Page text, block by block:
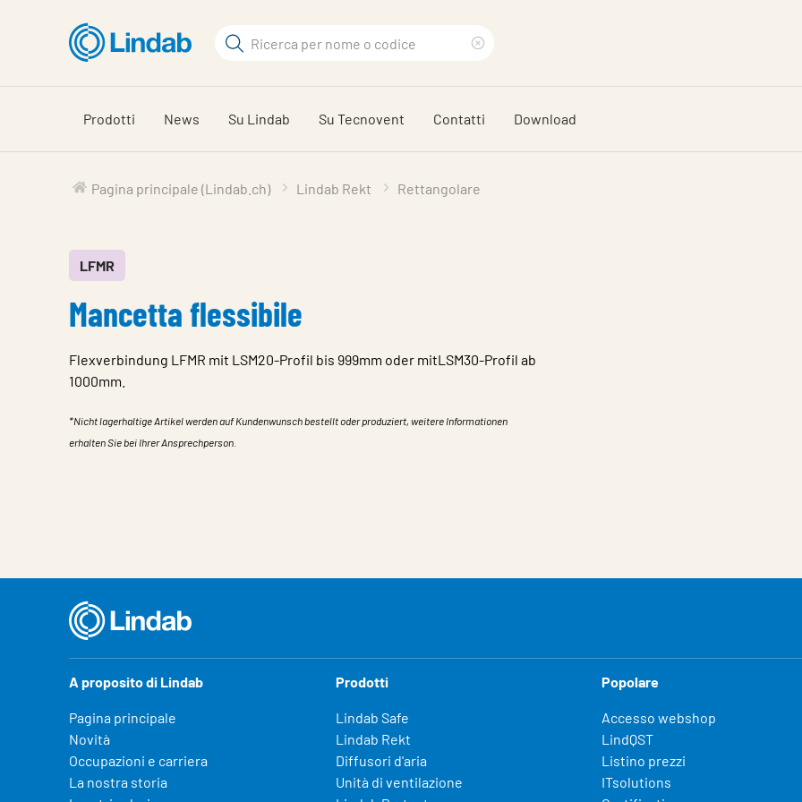
visionare
carrello
Cerca
di
ricerca
Prodotti News Su Lindab Su Tecnovent Contatti Download
Pagina principale (Lindab.ch) Lindab Rekt Rettangolare
LFMR
Mancetta flessibile
Flexverbindung LFMR mit LSM20-Profil bis 999mm oder mitLSM30-Profil ab
1000mm.
*Nicht lagerhaltige Artikel werden auf Kundenwunsch bestellt oder produziert, weitere Informationen
erhalten Sie bei Ihrer Ansprechperson.
A proposito di Lindab
Pagina principale
Novità
Occupazioni e carriera
La nostra storia
Prodotti
Lindab Safe
Lindab Rekt
Diffusori d'aria
Unità di ventilazione
Popolare
Accesso webshop
LindQST
Listino prezzi
ITsolutions